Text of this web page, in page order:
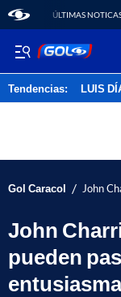
ÚLTIMAS
Tendencias: LUIS
Gol Caracol / John
John
pueden